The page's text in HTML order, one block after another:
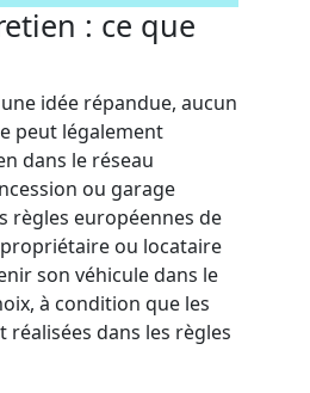
: ce que
idée répandue, aucun
peut légalement
dans le réseau
ou garage
règles européennes de
ou locataire
son véhicule dans le
à condition que les
dans les règles